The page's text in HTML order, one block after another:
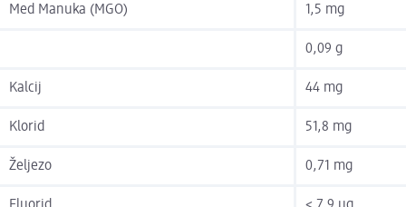
Med Manuka (MGO) 1,5 mg
0,09 g
Kalcij 44 mg
Klorid 51,8 mg
Željezo 0,71 mg